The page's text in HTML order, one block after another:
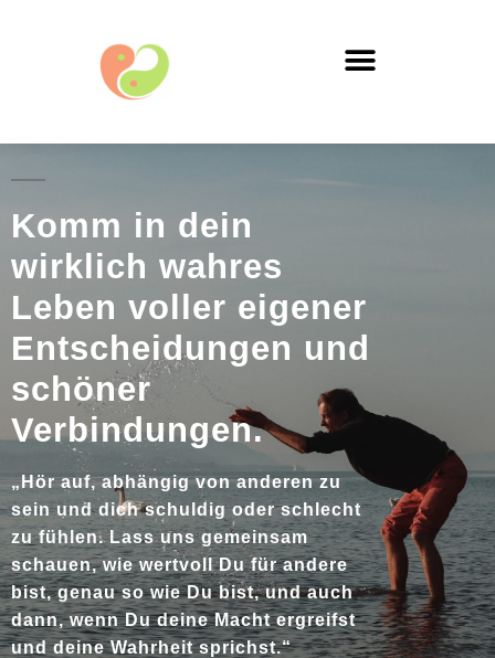
Komm in dein
wirklich wahres
Leben voller eigener
Entscheidungen und
schöner
Verbindungen.
„Hör auf, abhängig von anderen zu
sein und dich schuldig oder schlecht
zu fühlen. Lass uns gemeinsam
schauen,wie wertvoll Du für andere
bist, genau so wie Du bist, und auch
dann, wenn Du deine Macht ergreifst
und deine Wahrheit sprichst.“